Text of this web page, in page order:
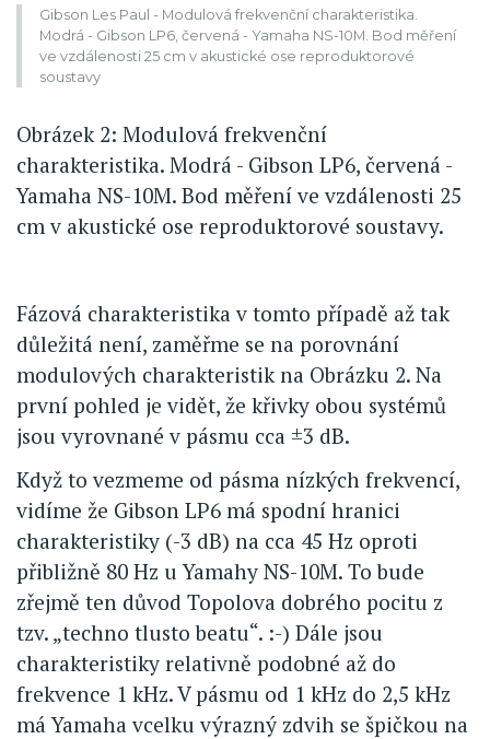
Gibson Les Paul - Modulová frekvenční charakteristika.
Modrá - Gibson LP6, červená - Yamaha NS-10M. Bod měření
ve vzdálenosti 25 cm v akustické ose reproduktorové
soustavy
Obrázek 2: Modulová frekvenční
charakteristika. Modrá - Gibson LP6, červená -
Yamaha NS-10M. Bod měření ve vzdálenosti 25
cm v akustické ose reproduktorové soustavy.
Fázová charakteristika v tomto případě až tak
důležitá není, zaměřme se na porovnání
modulových charakteristik na Obrázku 2. Na
první pohled je vidět, že křivky obou systémů
jsou vyrovnané v pásmu cca ±3 dB.
Když to vezmeme od pásma nízkých frekvencí,
vidíme že Gibson LP6 má spodní hranici
charakteristiky (-3 dB) na cca 45 Hz oproti
přibližně 80 Hz u Yamahy NS-10M. To bude
zřejmě ten důvod Topolova dobrého pocitu z
tzv. „techno tlusto beatu“. :-) Dále jsou
charakteristiky relativně podobné až do
frekvence 1 kHz. V pásmu od 1 kHz do 2,5 kHz
má Yamaha vcelku výrazný zdvih se špičkou na